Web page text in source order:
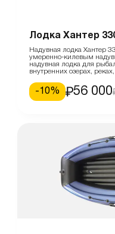
Лодка Хантер
Надувная лодка Хантер
умеренно-килевым
надувная лодка для
внутренних озерах,
- 10% 56 000